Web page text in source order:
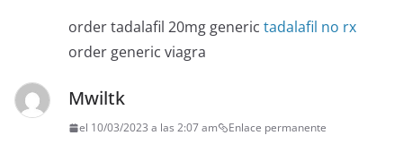
order tadalafil 20mg generic tadalafil no rx
order generic viagra
Mwiltk
el 10/03/2023 a las 2:07 am Enlace permanente